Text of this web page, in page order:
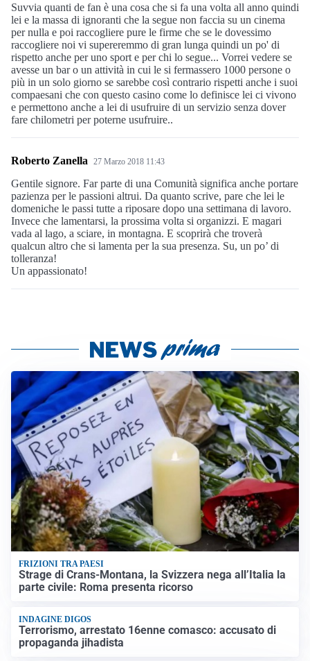
Suvvia quanti de fan è una cosa che si fa una volta all anno quindi
lei e la massa di ignoranti che la segue non faccia su un cinema
per nulla e poi raccogliere pure le firme che se le dovessimo
raccogliere noi vi supereremmo di gran lunga quindi un po' di
rispetto anche per uno sport e per chi lo segue... Vorrei vedere se
avesse un bar o un attività in cui le si fermassero 1000 persone o
più in un solo giorno se sarebbe così contrario rispetti anche i suoi
compaesani che con questo casino come lo definisce lei ci vivono
e permettono anche a lei di usufruire di un servizio senza dover
fare chilometri per poterne usufruire..
Roberto Zanella 27 Marzo 2018 11:43
Gentile signore. Far parte di una Comunità significa anche portare
pazienza per le passioni altrui. Da quanto scrive, pare che lei le
domeniche le passi tutte a riposare dopo una settimana di lavoro.
Invece che lamentarsi, la prossima volta si organizzi. E magari
vada al lago, a sciare, in montagna. E scoprirà che troverà
qualcun altro che si lamenta per la sua presenza. Su, un po’ di
tolleranza!
Un appassionato!
FRIZIONI TRA PAESI
Strage di Crans-Montana, la Svizzera nega all’Italia la
parte civile: Roma presenta ricorso
INDAGINE DIGOS
Terrorismo, arrestato 16enne comasco: accusato di
propaganda jihadista